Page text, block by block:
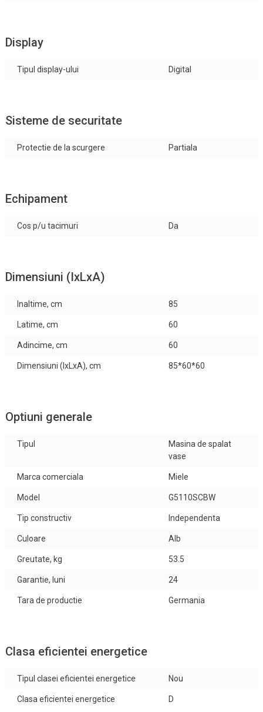
Display
Tipul display-ului Digital
Sisteme de securitate
Protectie de la scurgere Partiala
Echipament
Cos p/u tacimuri Da
Dimensiuni (IxLxA)
Inaltime, cm 85
Latime, cm 60
Adincime, cm 60
Dimensiuni (IxLxA), cm 85*60*60
Optiuni generale
Tipul
Masina de spalat
vase
Marca comerciala Miele
Model G5110SCBW
Tip constructiv Independenta
Culoare Alb
Greutate, kg 53.5
Garantie, luni 24
Tara de productie Germania
Clasa eficientei energetice
Tipul clasei eficientei energetice Nou
Clasa eficientei energetice D